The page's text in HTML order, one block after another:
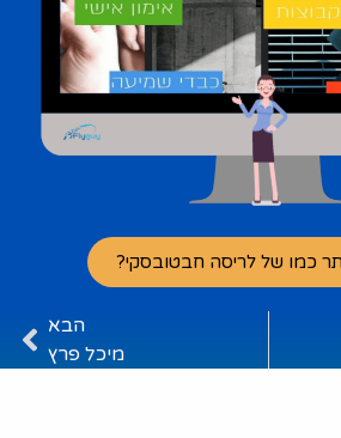
כמו של לריסה חבטובסקי?
הבא
מיכל פרץ